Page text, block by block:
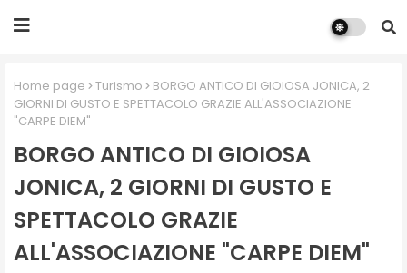
Home page Turismo
BORGO ANTICO DI GIOIOSA JONICA, 2
GIORNI DI GUSTO E SPETTACOLO GRAZIE ALL'ASSOCIAZIONE
"CARPE DIEM"
BORGO ANTICO DI GIOIOSA
JONICA, 2 GIORNI DI GUSTO E
SPETTACOLO GRAZIE
ALL'ASSOCIAZIONE "CARPE DIEM"